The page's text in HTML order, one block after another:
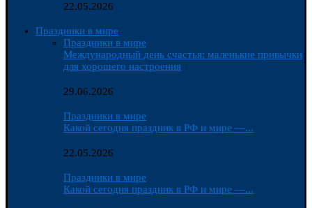
22.05.2026
Праздники в мире
Праздники в мире
Международный день счастья: маленькие привычки
для хорошего настроения
29.06.2026
Праздники в мире
Какой сегодня праздник в РФ и мире —...
22.05.2026
Праздники в мире
Какой сегодня праздник в РФ и мире —...